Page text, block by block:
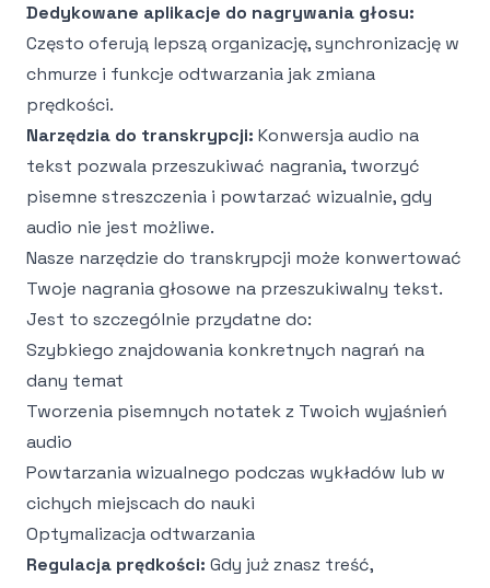
Dedykowane aplikacje do nagrywania głosu:
Często oferują lepszą organizację, synchronizację w
chmurze i funkcje odtwarzania jak zmiana
prędkości.
Narzędzia do transkrypcji: Konwersja audio na
tekst pozwala przeszukiwać nagrania, tworzyć
pisemne streszczenia i powtarzać wizualnie, gdy
audio nie jest możliwe.
Nasze narzędzie do transkrypcji może konwertować
Twoje nagrania głosowe na przeszukiwalny tekst.
Jest to szczególnie przydatne do:
Szybkiego znajdowania konkretnych nagrań na
dany temat
Tworzenia pisemnych notatek z Twoich wyjaśnień
audio
Powtarzania wizualnego podczas wykładów lub w
cichych miejscach do nauki
Optymalizacja odtwarzania
Regulacja prędkości: Gdy już znasz treść,